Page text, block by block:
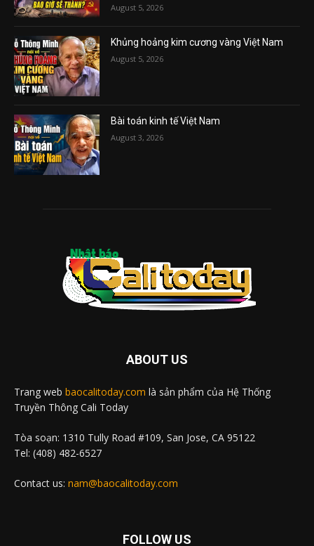
August 5, 2026
Khủng hoảng kim cương vàng Việt Nam
August 5, 2026
Bài toán kinh tế Việt Nam
August 3, 2026
ABOUT US
Trang web baocalitoday.com là sản phẩm của Hệ Thống
Truyền Thông Cali Today
Tòa soạn: 1310 Tully Road #109, San Jose, CA 95122
Tel: (408) 482-6527
Contact us: nam@baocalitoday.com
FOLLOW US